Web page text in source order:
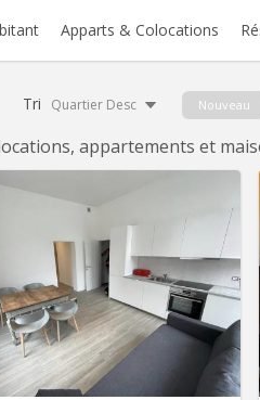
Apparts & Colocations
Tri Quartier Desc Nouveau
appartements et
: 1 Chambres en Colocation
à Saint-Servais, Namur 🏠 📍
: Situé à l'entrée de Saint-
à Namur, Rue de Gembloux, à
de la gare 🚆 et en face de la
Belfius de Saint-Servais 🏦. 🛋️
: Superficie totale de 85
+ cour intérieure 🌿 Immeuble